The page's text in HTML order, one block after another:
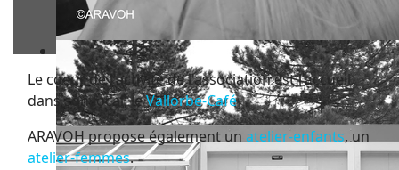
Le coeur de l'activité de l'association est l'accueil
dans son local, leVallorbe-Café
ARAVOH propose également un atelier-enfants, un
atelier-femmes.